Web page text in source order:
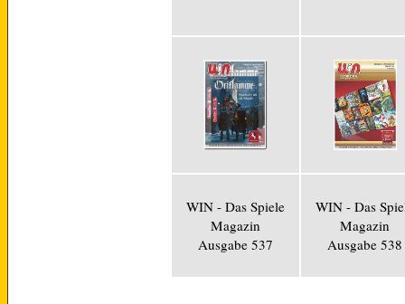
WIN - Das Spiele
Magazin
Ausgabe 537
WIN - Das
Magazin
Ausgabe 538